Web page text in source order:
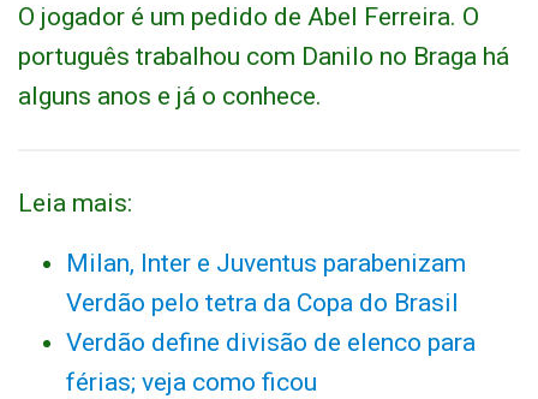
O jogador é um pedido de Abel Ferreira. O
português trabalhou com Danilo no Braga há
alguns anos e já o conhece.
Leia mais:
Milan, Inter e Juventus parabenizam
Verdão pelo tetra da Copa do Brasil
Verdão define divisão de elenco para
férias; veja como ficou